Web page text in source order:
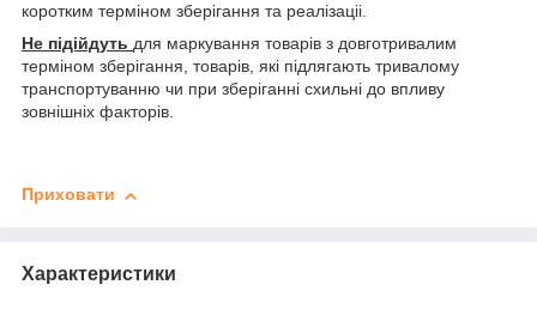
коротким терміном зберігання та реалізаціі.
Не підійдуть для маркування товарів з довготривалим
терміном зберігання, товарів, які підлягають тривалому
транспортуванню чи при зберіганні схильні до впливу
зовнішніх факторів.
Приховати
Характеристики